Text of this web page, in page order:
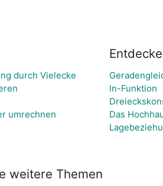
durch Vielecke
umrechnen
ln-Funktion
Das
weitere Themen